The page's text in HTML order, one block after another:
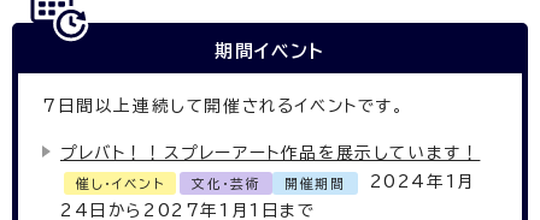
期間イベント
7 日間以上連続して開催されるイベントです。
プレバト！！スプレーアート作品を展示しています！
催し・イベント 文化・芸術 開催期間
2024年1月
24日から2027年1月1日まで